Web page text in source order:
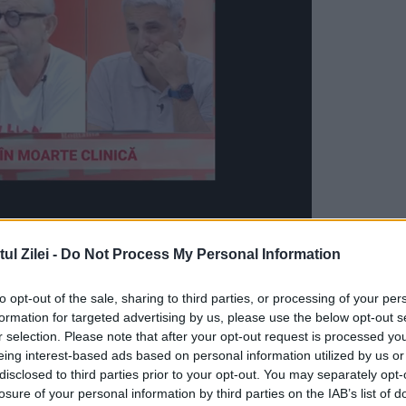
Zilei - Do Not Process My Personal Information
opt-out of the sale, sharing to third parties, or processing of your
for targeted advertising by us, please use the below opt-out
selection. Please note that after your opt-out request is processed
interest-based ads based on personal information utilized by us
to third parties prior to your opt-out. You may separately
of your personal information by third parties on the IAB’s list of
va rămâne instabilă în mai multe regiuni ale
din iunie vor aduce valori termice
însă episoadele de ploi și furtuni
mai ales în a doua parte a lunii.
parte a verii